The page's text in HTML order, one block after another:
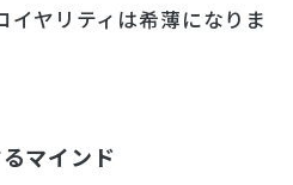
イヤリティは希薄になりま
マインド